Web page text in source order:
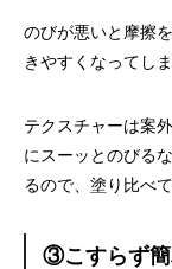
のびが悪いと摩擦
きやすくなってしま
テクスチャーは案
にスーッとのびる
るので、塗り比べ
③こすらず簡